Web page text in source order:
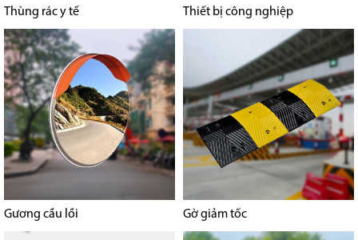
Thùng rác y tế Thiết bị công nghiệp
Gương cầu lồi Gờ giảm tốc